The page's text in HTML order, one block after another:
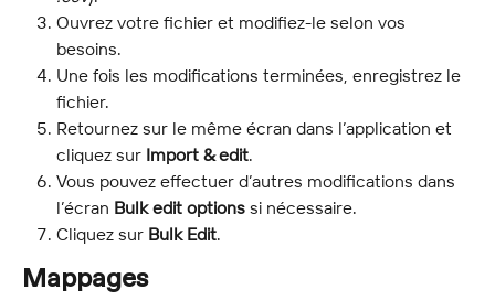
Ouvrez votre fichier et modifiez-le selon vos
besoins.
Une fois les modifications terminées, enregistrez le
fichier.
Retournez sur le même écran dans l’application et
cliquez sur Import & edit.
Vous pouvez effectuer d’autres modifications dans
l’écran Bulk edit options si nécessaire.
Cliquez sur Bulk Edit.
Mappages